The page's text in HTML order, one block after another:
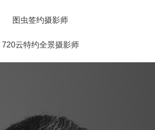
图虫签约摄影师
720云特约全景摄影师